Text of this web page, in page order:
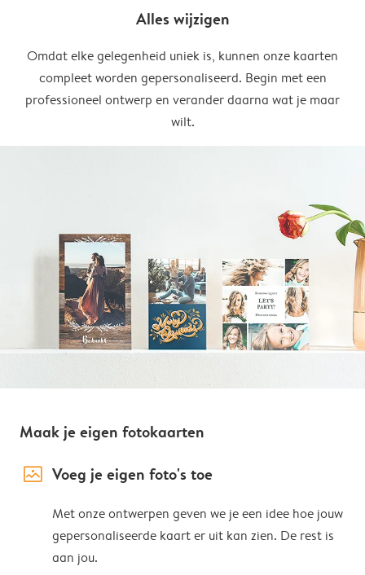
Alles wijzigen
Omdat elke gelegenheid uniek is, kunnen onze kaarten
compleet worden gepersonaliseerd. Begin met een
professioneel ontwerp en verander daarna wat je maar
wilt.
Maak je eigen fotokaarten
image_placeholder Voeg je eigen foto's toe
Met onze ontwerpen geven we je een idee hoe jouw
gepersonaliseerde kaart er uit kan zien. De rest is
aan jou.